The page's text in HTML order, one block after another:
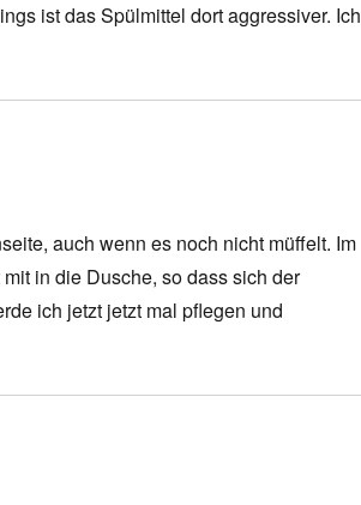
ist das Spülmittel dort aggressiver. Ich
auch wenn es noch nicht müffelt. Im
in die Dusche, so dass sich der
ich jetzt jetzt mal pflegen und